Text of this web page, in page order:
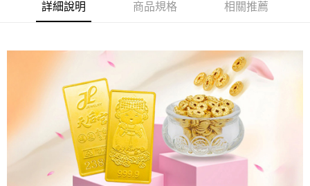
ATM付款
詳細說明 商品規格 相關推薦